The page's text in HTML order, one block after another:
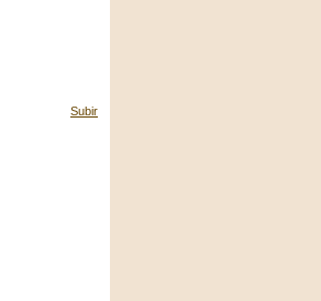
Subir